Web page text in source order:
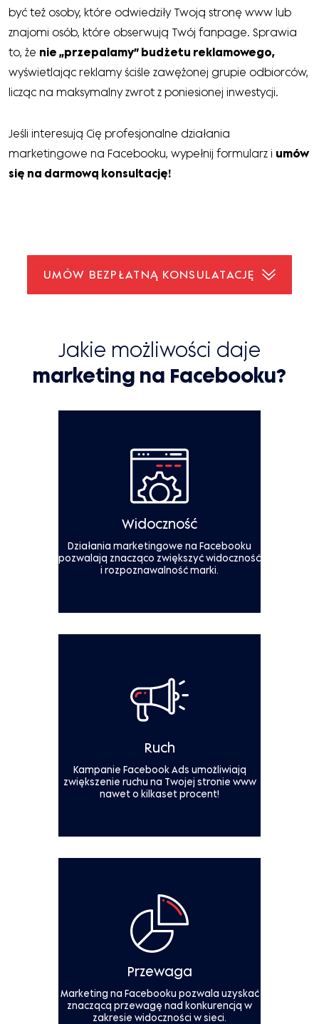
być też osoby, które odwiedziły Twoją stronę www lub
znajomi osób, które obserwują Twój fanpage. Sprawia
to, że nie „przepalamy” budżetu reklamowego,
wyświetlając reklamy ściśle zawężonej grupie odbiorców,
licząc na maksymalny zwrot z poniesionej inwestycji.
Jeśli interesują Cię profesjonalne działania
marketingowe na Facebooku, wypełnij formularz i umów
się na darmową konsultację!
UMÓW BEZPŁATNĄ KONSULATACJĘ
Jakie możliwości daje
marketing na Facebooku?
Widoczność
Działania marketingowe na Facebooku
pozwalają znacząco zwiększyć widoczność
i rozpoznawalność marki.
Ruch
Kampanie Facebook Ads umożliwiają
zwiększenie ruchu na Twojej stronie www
nawet o kilkaset procent!
Przewaga
Marketing na Facebooku pozwala uzyskać
znaczącą przewagę nad konkurencją w
zakresie widoczności w sieci.